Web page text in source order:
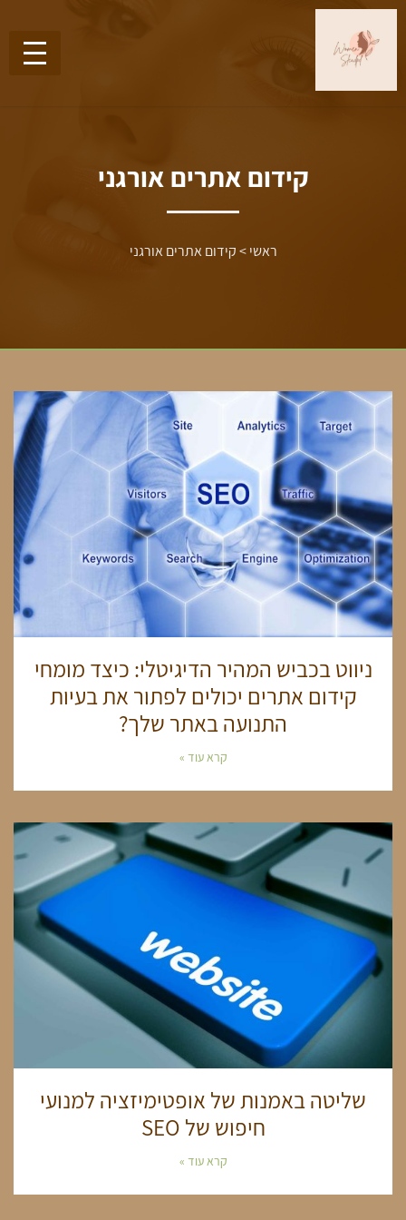
קידום אתרים אורגני
ראשי>קידום אתרים אורגני
ניווט בכביש המהיר הדיגיטלי: כיצד מומחי
קידום אתרים יכולים לפתור את בעיות
התנועה באתר שלך?
קרא עוד »
שליטה באמנות של אופטימיזציה למנועי
חיפוש של SEO
קרא עוד »